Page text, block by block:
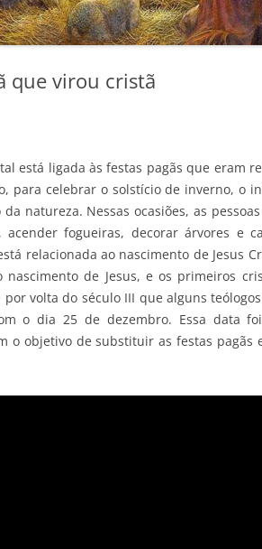
que virou cristã
está ligada às festas pagãs que eram
para celebrar o solstício de inverno, o
natureza. Nessas ocasiões, as
acender fogueiras, decorar árvores e
relacionada ao nascimento de Jesus
de Jesus, e os primeiros
por volta do século III que alguns
o dia 25 de dezembro. Essa data
o objetivo de substituir as festas pagãs